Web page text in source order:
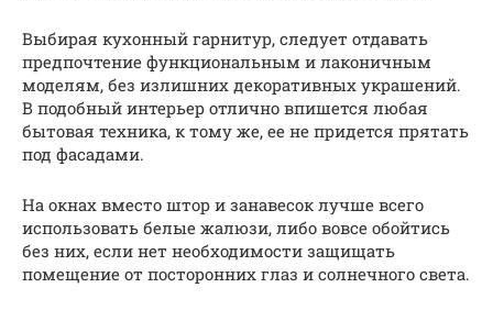
Выбирая кухонный гарнитур, следует отдавать
предпочтение функциональным и лаконичным
моделям, без излишних декоративных украшений.
В подобный интерьер отлично впишется любая
бытовая техника, к тому же, ее не придется прятать
под фасадами.
На окнах вместо штор и занавесок лучше всего
использовать белые жалюзи, либо вовсе обойтись
без них, если нет необходимости защищать
помещение от посторонних глаз и солнечного света.